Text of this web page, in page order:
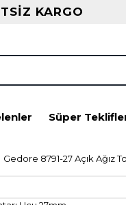
KARGO
Süper
Gedore 8791-27 Açık Ağız